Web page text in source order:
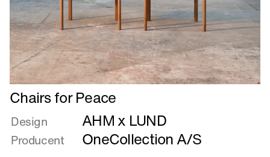
Læs
mere
om
Chairs
for
Chairs for Peace
Design AHM x LUND
Producent OneCollection A/S